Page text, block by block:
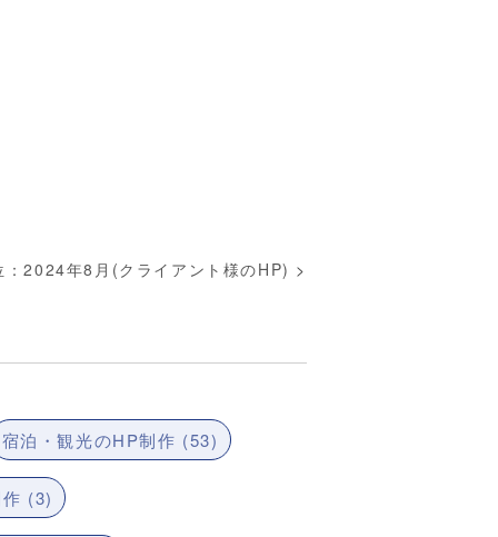
：2024年8月(クライアント様のHP) >
宿泊・観光のHP制作 (53)
(3)